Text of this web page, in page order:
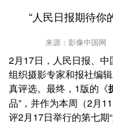
“人民日报期待你
来源：影像中国网
2月17日，人民日报、
组织摄影专家和报社编
真评选。最终，1版的《
品”，并作为本周（2月
评2月17日举行的第七期